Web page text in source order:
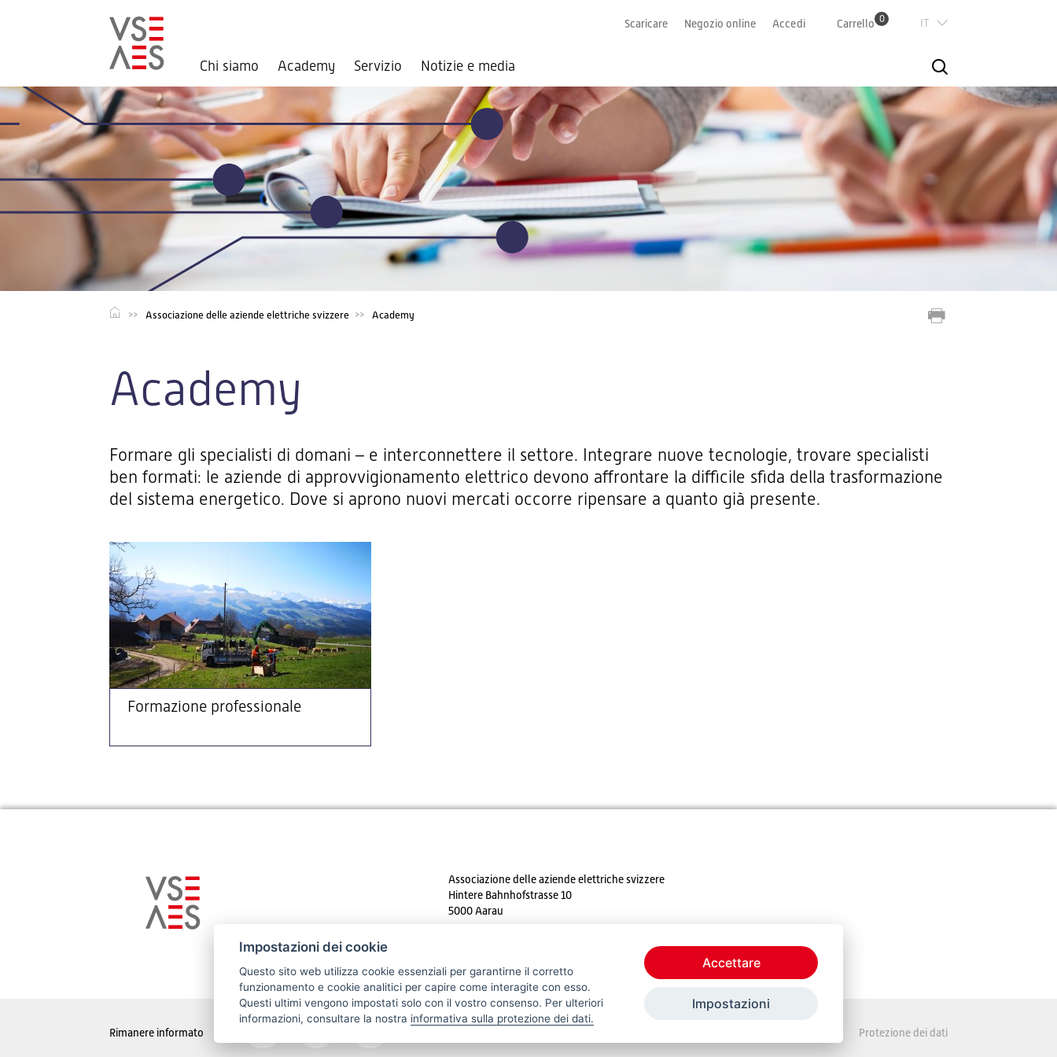
Salta
al
contenuto
principale
Chi siamo Academy Servizio Notizie e media
Scaricare Negozio online Accedi Carrello 0
Associazione delle aziende elettriche svizzere Academy
Academy
Formare gli specialisti di domani – e interconnettere il settore. Integrare nuove tecnologie, trovare specialisti
ben formati: le aziende di approvvigionamento elettrico devono affrontare la difficile sfida della trasformazione
del sistema energetico. Dove si aprono nuovi mercati occorre ripensare a quanto già presente.
Formazione professionale
Associazione delle aziende elettriche svizzere
Hintere Bahnhofstrasse 10
5000 Aarau
Rimanere informato Protezione dei dati
Impostazioni dei cookie
Questo sito web utilizza cookie essenziali per garantirne il corretto
funzionamento e cookie analitici per capire come interagite con esso.
Questi ultimi vengono impostati solo con il vostro consenso. Per ulteriori
informazioni, consultare la nostra informativa sulla protezione dei dati.
Accettare
Impostazioni